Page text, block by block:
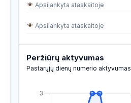
Apsilankyta ataskaitoje
Apsilankyta ataskaitoje
Apsilankyta ataskaitoje
Apsilankyta ataskaitoje
Peržiūrų aktyvumas
Pastarųjų dienų numerio aktyvumas